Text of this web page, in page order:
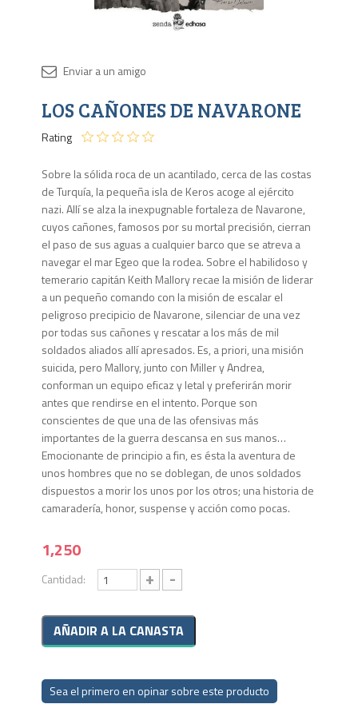
LOS CAÑONES DE NAVARONE
Rating
Sobre la sólida roca de un acantilado, cerca de las costas
de Turquía, la pequeña isla de Keros acoge al ejército
nazi. Allí se alza la inexpugnable fortaleza de Navarone,
cuyos cañones, famosos por su mortal precisión, cierran
el paso de sus aguas a cualquier barco que se atreva a
navegar el mar Egeo que la rodea. Sobre el habilidoso y
temerario capitán Keith Mallory recae la misión de liderar
a un pequeño comando con la misión de escalar el
peligroso precipicio de Navarone, silenciar de una vez
por todas sus cañones y rescatar a los más de mil
soldados aliados allí apresados. Es, a priori, una misión
suicida, pero Mallory, junto con Miller y Andrea,
conforman un equipo eficaz y letal y preferirán morir
antes que rendirse en el intento. Porque son
conscientes de que una de las ofensivas más
importantes de la guerra descansa en sus manos…
Emocionante de principio a fin, es ésta la aventura de
unos hombres que no se doblegan, de unos soldados
dispuestos a morir los unos por los otros; una historia de
camaradería, honor, suspense y acción como pocas.
1,250
Cantidad: + -
Sea el primero en opinar sobre este producto